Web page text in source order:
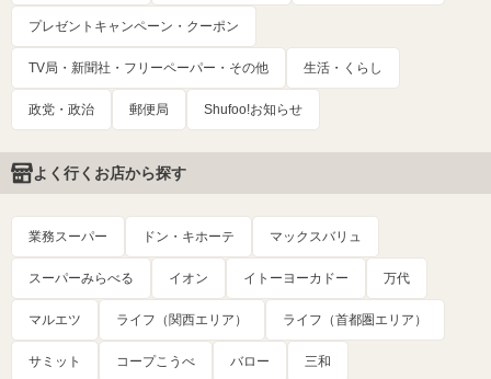
プレゼントキャンペーン・クーポン
TV局・新聞社・フリーペーパー・その他 生活・くらし
政党・政治 郵便局 Shufoo!お知らせ
よく行くお店から探す
業務スーパー ドン・キホーテ マックスバリュ
スーパーみらべる イオン イトーヨーカドー 万代
マルエツ ライフ（関西エリア） ライフ（首都圏エリア）
サミット コープこうべ バロー 三和